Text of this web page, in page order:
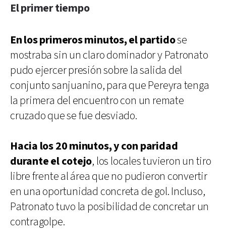
El primer tiempo
En los primeros minutos, el partidose
mostraba sin un claro dominador y Patronato
pudo ejercer presión sobre la salida del
conjunto sanjuanino, para que Pereyra tenga
la primera del encuentro con un remate
cruzado que se fue desviado.
Hacia los 20 minutos, y con paridad
durante el cotejo, los locales tuvieron un tiro
libre frente al área que no pudieron convertir
en una oportunidad concreta de gol. Incluso,
Patronato tuvo la posibilidad de concretar un
contragolpe.